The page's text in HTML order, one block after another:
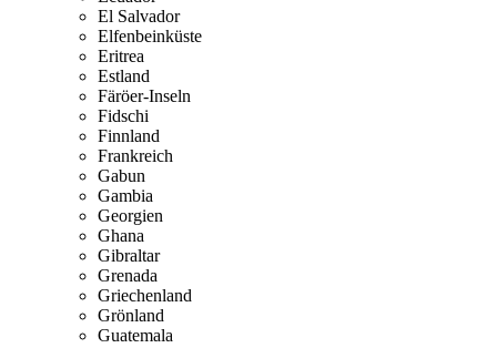
El Salvador
Elfenbeinküste
Eritrea
Estland
Färöer-Inseln
Fidschi
Finnland
Frankreich
Gabun
Gambia
Georgien
Ghana
Gibraltar
Grenada
Griechenland
Grönland
Guatemala